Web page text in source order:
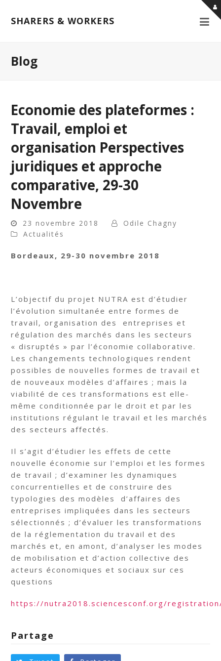
SHARERS & WORKERS
Blog
Economie des plateformes :
Travail, emploi et
organisation Perspectives
juridiques et approche
comparative, 29-30
Novembre
23 novembre 2018
Odile Chagny
Actualités
Bordeaux, 29-30 novembre 2018
L’objectif du projet NUTRA est d’étudier
l’évolution simultanée entre formes de
travail, organisation des entreprises et
régulation des marchés dans les secteurs
« disruptés » par l’économie collaborative.
Les changements technologiques rendent
possibles de nouvelles formes de travail et
de nouveaux modèles d’affaires ; mais la
viabilité de ces transformations est elle-
même conditionnée par le droit et par les
institutions régulant le travail et les marchés
des secteurs affectés.
Il s’agit d’étudier les effets de cette
nouvelle économie sur l’emploi et les formes
de travail ; d’examiner les dynamiques
concurrentielles et de construire des
typologies des modèles d’affaires des
entreprises impliquées dans les secteurs
sélectionnés ; d’évaluer les transformations
de la réglementation du travail et des
marchés et, en amont, d’analyser les modes
de mobilisation et d’action collective des
acteurs économiques et sociaux sur ces
questions
https://nutra2018.sciencesconf.org/
Partage